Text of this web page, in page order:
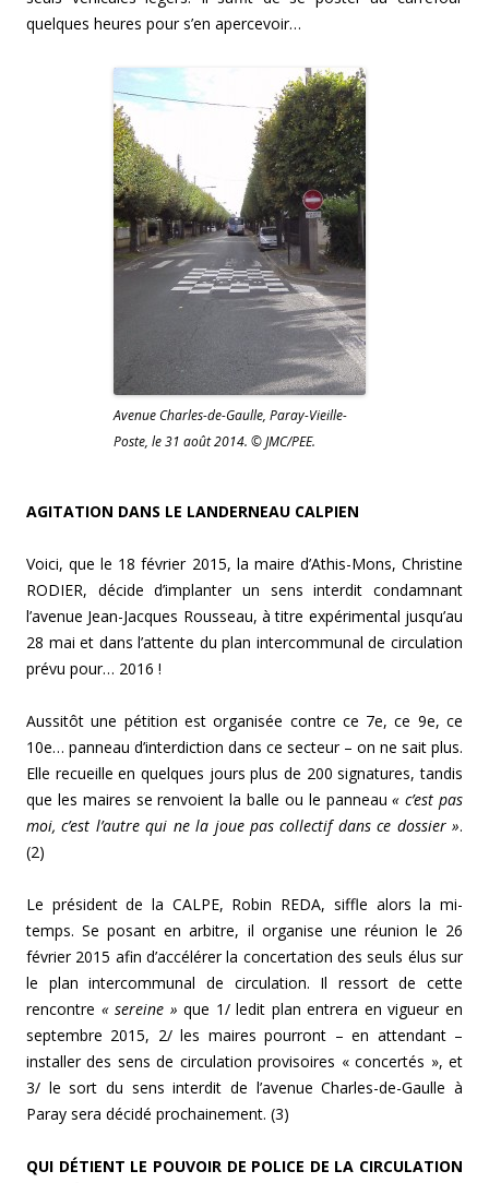
quelques heures pour s’en apercevoir…
Avenue Charles-de-Gaulle, Paray-Vieille-
Poste, le 31 août 2014. © JMC/PEE.
AGITATION DANS LE LANDERNEAU CALPIEN
Voici, que le 18 février 2015, la maire d’Athis-Mons, Christine
RODIER, décide d’implanter un sens interdit condamnant
l’avenue Jean-Jacques Rousseau, à titre expérimental jusqu’au
28 mai et dans l’attente du plan intercommunal de circulation
prévu pour… 2016 !
Aussitôt une pétition est organisée contre ce 7e, ce 9e, ce
10e… panneau d’interdiction dans ce secteur – on ne sait plus.
Elle recueille en quelques jours plus de 200 signatures, tandis
que les maires se renvoient la balle ou le panneau« c’est pas
moi, c’est l’autre qui ne la joue pas collectif dans ce dossier ».
(2)
Le président de la CALPE, Robin REDA, siffle alors la mi-
temps. Se posant en arbitre, il organise une réunion le 26
février 2015 afin d’accélérer la concertation des seuls élus sur
le plan intercommunal de circulation. Il ressort de cette
rencontre « sereine » que 1/ ledit plan entrera en vigueur en
septembre 2015, 2/ les maires pourront – en attendant –
installer des sens de circulation provisoires « concertés », et
3/ le sort du sens interdit de l’avenue Charles-de-Gaulle à
Paray sera décidé prochainement. (3)
QUI DÉTIENT LE POUVOIR DE POLICE DE LA CIRCULATION